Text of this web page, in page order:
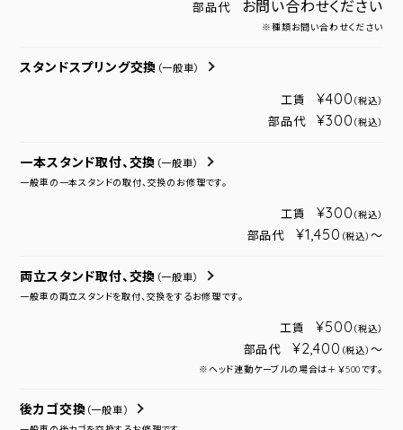
部品代 お問い合わせください
※種類お問い合わせください
スタンドスプリング交換 （一般車）
工賃 ¥400 （税込）
部品代 ¥300 （税込）
一本スタンド取付、交換 （一般車）
一般車の一本スタンドの取付、交換のお修理です。
工賃 ¥300 （税込）
部品代 ¥1,450 （税込） ～
両立スタンド取付、交換 （一般車）
一般車の両立スタンドを取付、交換をするお修理です。
工賃 ¥500 （税込）
部品代 ¥2,400 （税込） ～
※ヘッド連動ケーブルの場合は＋￥500です。
後カゴ交換 （一般車）